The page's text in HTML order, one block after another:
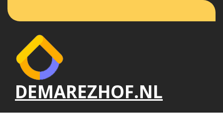
de
DEMAREZHOF.NL